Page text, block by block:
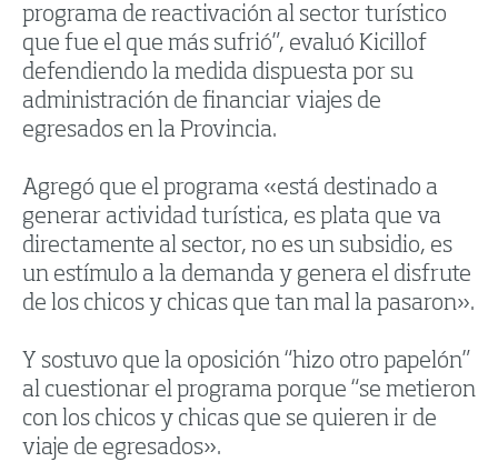
programa de reactivación al sector turístico
que fue el que más sufrió”, evaluó Kicillof
defendiendo la medida dispuesta por su
administración de financiar viajes de
egresados en la Provincia.
Agregó que el programa «está destinado a
generar actividad turística, es plata que va
directamente al sector, no es un subsidio, es
un estímulo a la demanda y genera el disfrute
de los chicos y chicas que tan mal la pasaron».
Y sostuvo que la oposición “hizo otro papelón”
al cuestionar el programa porque “se metieron
con los chicos y chicas que se quieren ir de
viaje de egresados».